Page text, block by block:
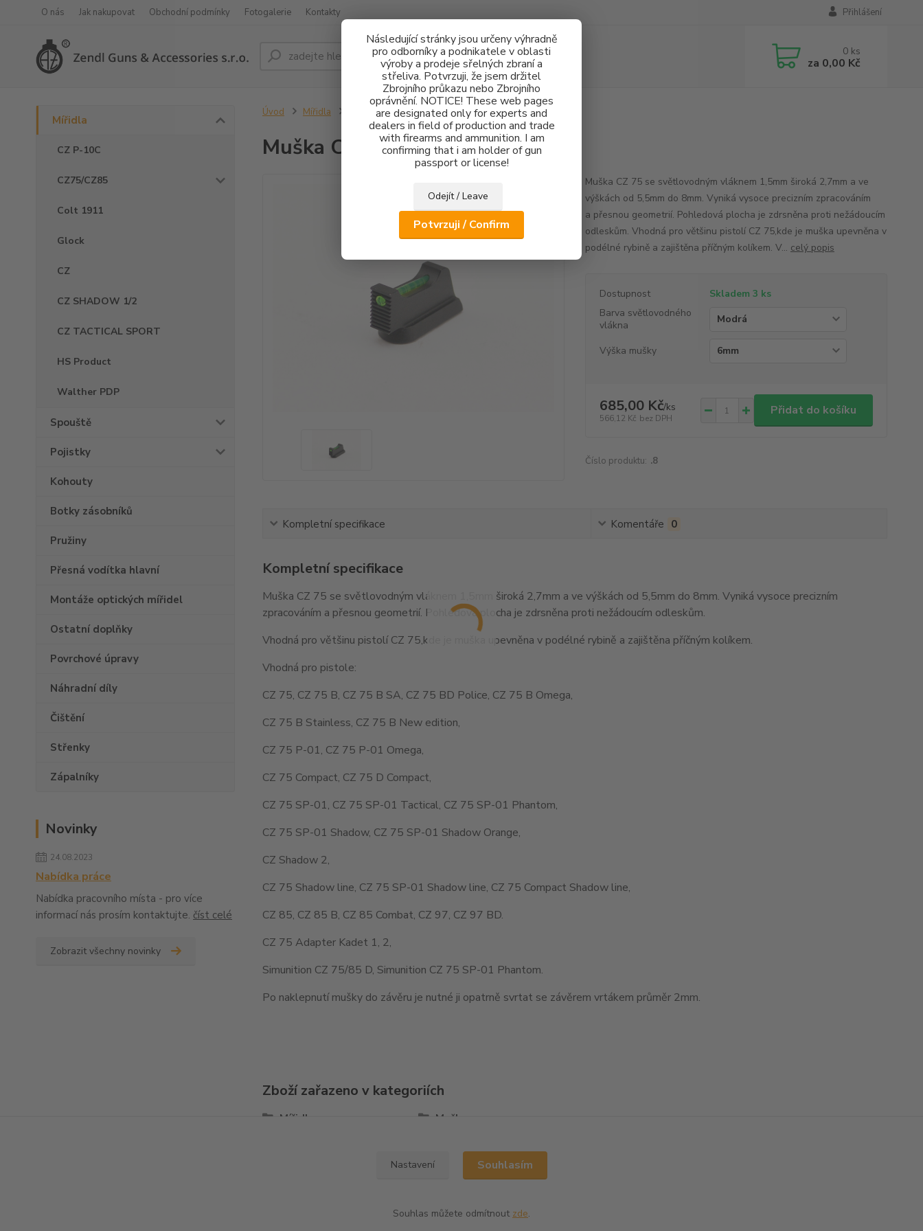
Následující stránky jsou určeny výhradně
pro odborníky a podnikatele v oblasti
výroby a prodeje sřelných zbraní a
střeliva. Potvrzuji, že jsem držitel
Zbrojního průkazu nebo Zbrojního
oprávnění. NOTICE! These web pages
are designated only for experts and
dealers in field of production and trade
with firearms and ammunition. I am
confirming that i am holder of gun
passport or license!
Odejít / Leave
Potvrzuji / Confirm
O nás Jak nakupovat Obchodní podmínky Fotogalerie Kontakty Přihlášení
Hledat 0 ks
za 0,00 Kč
Mířidla
CZ P-10C
CZ75/CZ85
Colt 1911
Glock
CZ
CZ SHADOW 1/2
CZ TACTICAL SPORT
HS Product
Walther PDP
Spouště
Pojistky
Kohouty
Botky zásobníků
Pružiny
Přesná vodítka hlavní
Montáže optických mířidel
Ostatní doplňky
Povrchové úpravy
Náhradní díly
Čištění
Střenky
Zápalníky
Novinky
24.08.2023
Nabídka práce
Nabídka pracovního místa - pro více
informací nás prosím kontaktujte. číst celé
Zobrazit všechny novinky
Úvod Mířidla Muška CZ 75 FO 1,5mm - 2,7mm
Muška CZ 75 FO 1,5mm - 2,7mm
Muška CZ 75 se světlovodným vláknem 1,5mm široká 2,7mm a ve
výškách od 5,5mm do 8mm. Vyniká vysoce precizním zpracováním
a přesnou geometrií. Pohledová plocha je zdrsněna proti nežádoucím
odleskům. Vhodná pro většinu pistolí CZ 75,kde je muška upevněna v
podélné rybině a zajištěna příčným kolíkem. V... celý popis
Dostupnost
Skladem 3 ks
Barva světlovodného
vlákna
Výška mušky
685,00 Kč/ks
566,12 Kč bez DPH
Přidat do košíku
Číslo produktu: .8
Kompletní specifikace Komentáře 0
Kompletní specifikace
Muška CZ 75 se světlovodným vláknem 1,5mm široká 2,7mm a ve výškách od 5,5mm do 8mm. Vyniká vysoce precizním
zpracováním a přesnou geometrií. Pohledová plocha je zdrsněna proti nežádoucím odleskům.
Vhodná pro většinu pistolí CZ 75,kde je muška upevněna v podélné rybině a zajištěna příčným kolíkem.
Vhodná pro pistole:
CZ 75, CZ 75 B, CZ 75 B SA, CZ 75 BD Police, CZ 75 B Omega,
CZ 75 B Stainless, CZ 75 B New edition,
CZ 75 P-01, CZ 75 P-01 Omega,
CZ 75 Compact, CZ 75 D Compact,
CZ 75 SP-01, CZ 75 SP-01 Tactical, CZ 75 SP-01 Phantom,
CZ 75 SP-01 Shadow, CZ 75 SP-01 Shadow Orange,
CZ Shadow 2,
CZ 75 Shadow line, CZ 75 SP-01 Shadow line, CZ 75 Compact Shadow line,
CZ 85, CZ 85 B, CZ 85 Combat, CZ 97, CZ 97 BD.
CZ 75 Adapter Kadet 1, 2,
Simunition CZ 75/85 D, Simunition CZ 75 SP-01 Phantom.
Po naklepnutí mušky do závěru je nutné ji opatrně svrtat se závěrem vrtákem průměr 2mm.
Zboží zařazeno v kategoriích
Mířidla Mušky
Nastavení Souhlasím
Souhlas můžete odmítnout zde.